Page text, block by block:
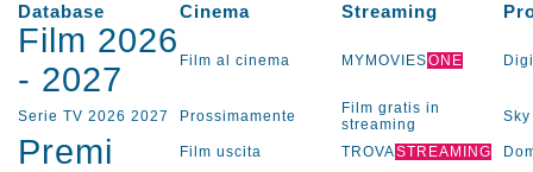
Database Cinema Streaming
Film 2026
- 2027 Film al cinema MYMOVIESONE
Serie TV 2026 2027 Prossimamente
Film gratis in
streaming
Sky
Premi Film uscita TROVASTREAMING